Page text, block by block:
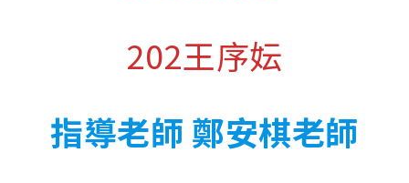
202王序妘
指導老師 鄭安棋老師